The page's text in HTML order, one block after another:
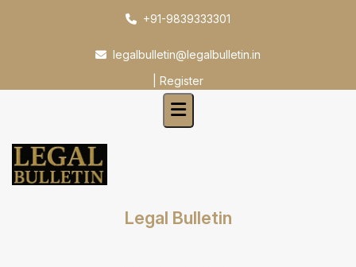
+91-9839333301
legalbulletin@legalbulletin.in
Register
Legal Bulletin